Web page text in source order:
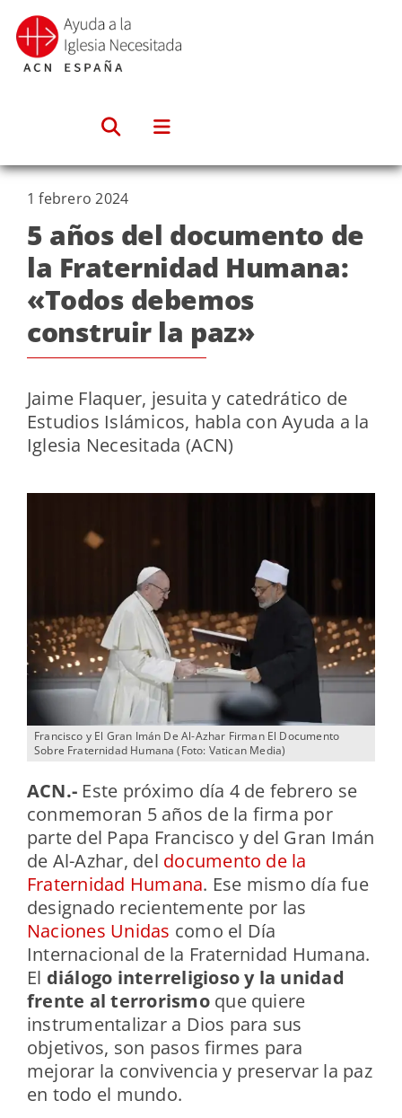
Saltar
contenido
Francisco y El Gran Imán De Al-Azhar Firman El Documento
Sobre Fraternidad Humana (Foto: Vatican Media)
1 febrero 2024
5 años del documento de
la Fraternidad Humana:
«Todos debemos
construir la paz»
Jaime Flaquer, jesuita y catedrático de
Estudios Islámicos, habla con Ayuda a la
Iglesia Necesitada (ACN)
ACN.- Este próximo día 4 de febrero se
conmemoran 5 años de la firma por
parte del Papa Francisco y del Gran Imán
de Al-Azhar, del documento de la
Fraternidad Humana. Ese mismo día fue
designado recientemente por las
Naciones Unidas como el Día
Internacional de la Fraternidad Humana.
El diálogo interreligioso y la unidad
frente al terrorismoque quiere
instrumentalizar a Dios para sus
objetivos, son pasos firmes para
mejorar la convivencia y preservar la paz
en todo el mundo.